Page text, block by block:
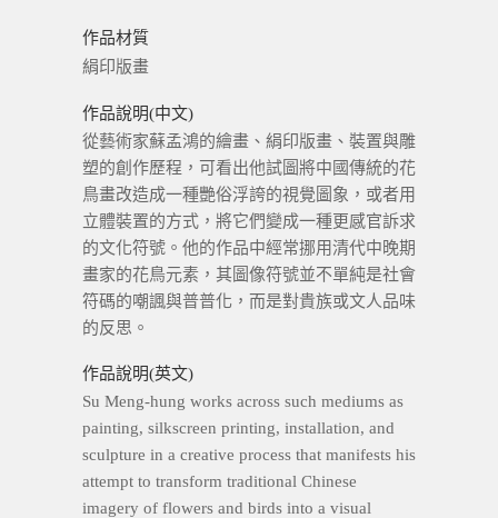
作品材質
絹印版畫
作品說明(中文)
從藝術家蘇孟鴻的繪畫、絹印版畫、裝置與雕
塑的創作歷程，可看出他試圖將中國傳統的花
鳥畫改造成一種艷俗浮誇的視覺圖象，或者用
立體裝置的方式，將它們變成一種更感官訴求
的文化符號。他的作品中經常挪用清代中晚期
畫家的花鳥元素，其圖像符號並不單純是社會
符碼的嘲諷與普普化，而是對貴族或文人品味
的反思。
作品說明(英文)
Su Meng-hung works across such mediums as
painting, silkscreen printing, installation, and
sculpture in a creative process that manifests his
attempt to transform traditional Chinese
imagery of flowers and birds into a visual